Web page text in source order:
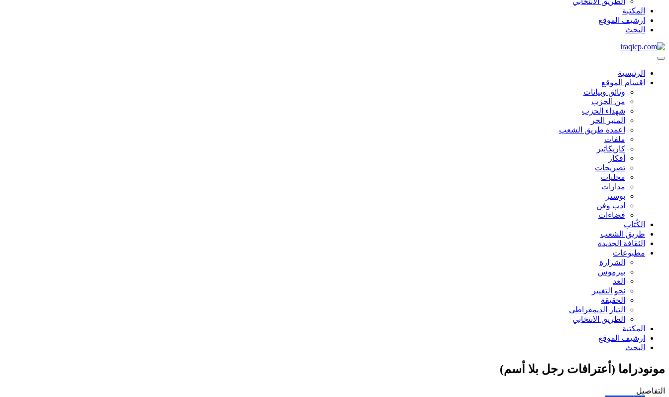
المكتبة
ارشیف الموقع
البحث
الرئیسية
اقسام الموقع
وثائق وبیانات
من الحزب
شهداء الحزب
المنبر الحر
اعمدة طریق الشعب
ملفات
كاریكاتیر
أفكار
تصريحات
محليات
مدارات
بوستر
ادب وفن
فضاءات
الكُتاب
طریق الشعب
الثقافة الجدیدة
مطبوعات
الشرارة
بیرموس
الغد
نحو التغيير
الحقیقة
التيار الديمقراطي
الطريق الانتخابي
المكتبة
ارشیف الموقع
البحث
مونودراما (أعترافات رجل بلا أسم)
التفاصيل